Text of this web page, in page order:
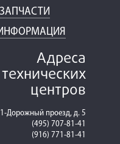
ЗАПЧАСТИ
Адреса
технических
центров
1-Дорожный проезд, д. 5
(495) 707-81-41
(916) 771-81-41